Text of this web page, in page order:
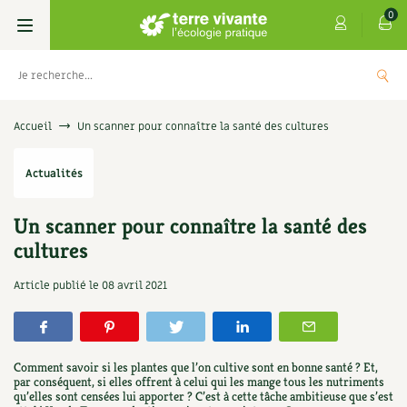
0
Livres
Permaculture, Jardin bio
Techniques de jardinage
Verger, arbres
Petit élevage
Aménagement jardin
Les 4 saisons
Se réabonner
Offrir un abonnement
Les numéros
4 saisons
Graines, semences
Aromatiques
Florales
Cartes cadeau
Visiter en famille, entre amis
Jardin bio
Parole libre
Accueil Un scanner pour connaître la santé des cultures
Actualités
Un scanner pour connaître la santé des
cultures
Article publié le 08 avril 2021
Comment savoir si les plantes que l’on cultive sont en bonne santé ? Et,
par conséquent, si elles offrent à celui qui les mange tous les nutriments
qu’elles sont censées lui apporter ? C’est à cette tâche ambitieuse que s’est
: Les
AJOUTER
5,00 €